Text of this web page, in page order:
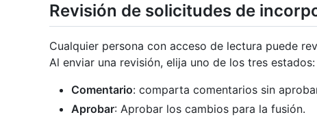
Revisión de solicitudes de
Cualquier persona con acceso de lectura puede
Al enviar una revisión, elija uno de los tres estados:
Comentario: comparta comentarios sin
Aprobar: Aprobar los cambios para la fusión.